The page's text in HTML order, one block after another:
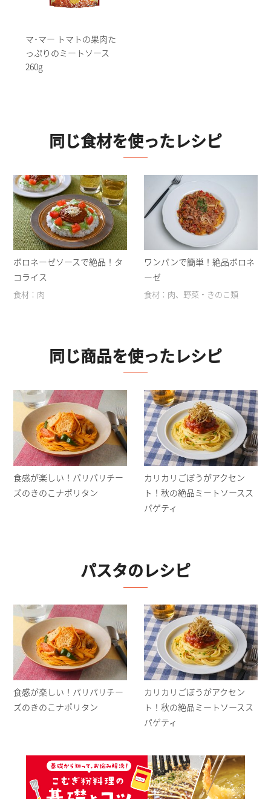
マ･マー トマトの果肉た
っぷりのミートソース
260g
同じ食材を使ったレシピ
ボロネーゼソースで絶品！タ
コライス
食材：肉
ワンパンで簡単！絶品ボロネ
ーゼ
食材：肉、野菜・きのこ類
同じ商品を使ったレシピ
食感が楽しい！パリパリチー
ズのきのこナポリタン
カリカリごぼうがアクセン
ト！秋の絶品ミートソースス
パゲティ
パスタのレシピ
食感が楽しい！パリパリチー
ズのきのこナポリタン
カリカリごぼうがアクセン
ト！秋の絶品ミートソースス
パゲティ